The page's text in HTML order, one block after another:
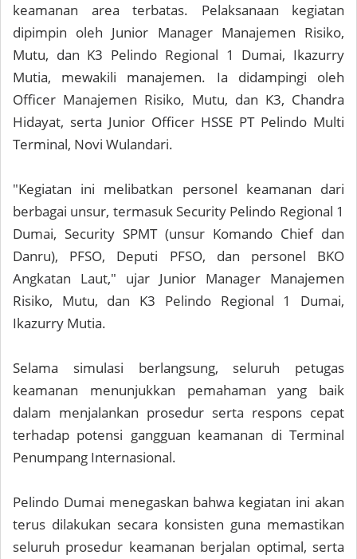
keamanan area terbatas. Pelaksanaan kegiatan
dipimpin oleh Junior Manager Manajemen Risiko,
Mutu, dan K3 Pelindo Regional 1 Dumai, Ikazurry
Mutia, mewakili manajemen. Ia didampingi oleh
Officer Manajemen Risiko, Mutu, dan K3, Chandra
Hidayat, serta Junior Officer HSSE PT Pelindo Multi
Terminal, Novi Wulandari.
"Kegiatan ini melibatkan personel keamanan dari
berbagai unsur, termasuk Security Pelindo Regional 1
Dumai, Security SPMT (unsur Komando Chief dan
Danru), PFSO, Deputi PFSO, dan personel BKO
Angkatan Laut," ujar Junior Manager Manajemen
Risiko, Mutu, dan K3 Pelindo Regional 1 Dumai,
Ikazurry Mutia.
Selama simulasi berlangsung, seluruh petugas
keamanan menunjukkan pemahaman yang baik
dalam menjalankan prosedur serta respons cepat
terhadap potensi gangguan keamanan di Terminal
Penumpang Internasional.
Pelindo Dumai menegaskan bahwa kegiatan ini akan
terus dilakukan secara konsisten guna memastikan
seluruh prosedur keamanan berjalan optimal, serta